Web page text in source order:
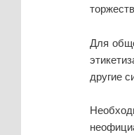
Для
другие